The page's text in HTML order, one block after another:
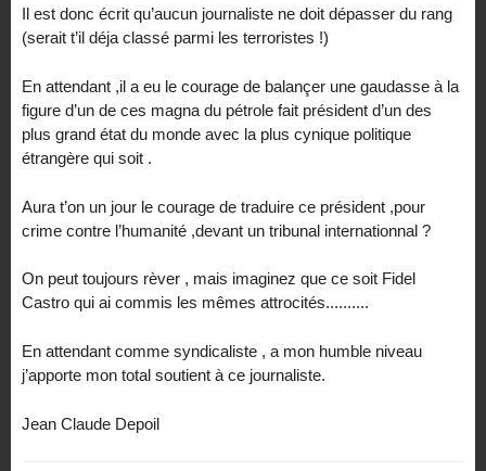
Il est donc écrit qu’aucun journaliste ne doit dépasser du rang
(serait t’il déja classé parmi les terroristes !)
En attendant ,il a eu le courage de balançer une gaudasse à la
figure d’un de ces magna du pétrole fait président d’un des
plus grand état du monde avec la plus cynique politique
étrangère qui soit .
Aura t’on un jour le courage de traduire ce président ,pour
crime contre l’humanité ,devant un tribunal internationnal ?
On peut toujours rèver , mais imaginez que ce soit Fidel
Castro qui ai commis les mêmes attrocités..........
En attendant comme syndicaliste , a mon humble niveau
j’apporte mon total soutient à ce journaliste.
Jean Claude Depoil